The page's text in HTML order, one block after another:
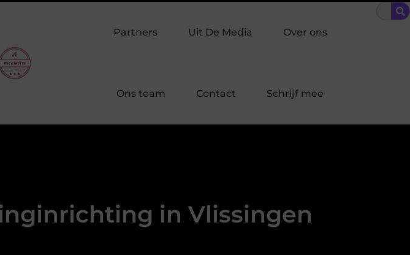
past bij jouw buurt in Laren? Bescherming op maat: brandwerend coaten voor
Partners Uit De Media Over ons
Ons team Contact Schrijf mee
in Vlissingen